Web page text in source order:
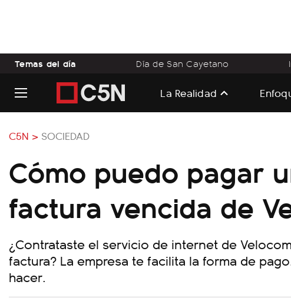
Temas del día Día de San Cayetano
La Realidad
C5N > SOCIEDAD
Cómo puedo pagar
factura vencida de
¿Contrataste el servicio de internet de
factura? La empresa te facilita la forma de
hacer.